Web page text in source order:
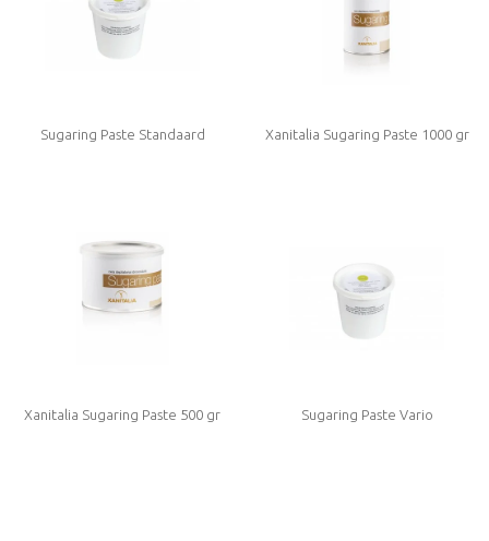
Sugaring Paste Standaard Xanitalia Sugaring Paste 1000 gr
Xanitalia Sugaring Paste 500 gr Sugaring Paste Vario